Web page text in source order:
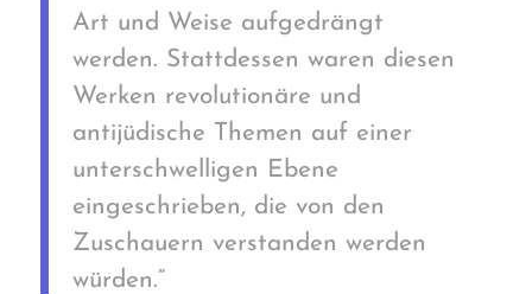
Art und Weise aufgedrängt
werden. Stattdessen waren diesen
Werken revolutionäre und
antijüdische Themen auf einer
unterschwelligen Ebene
eingeschrieben, die von den
Zuschauern verstanden werden
würden.“